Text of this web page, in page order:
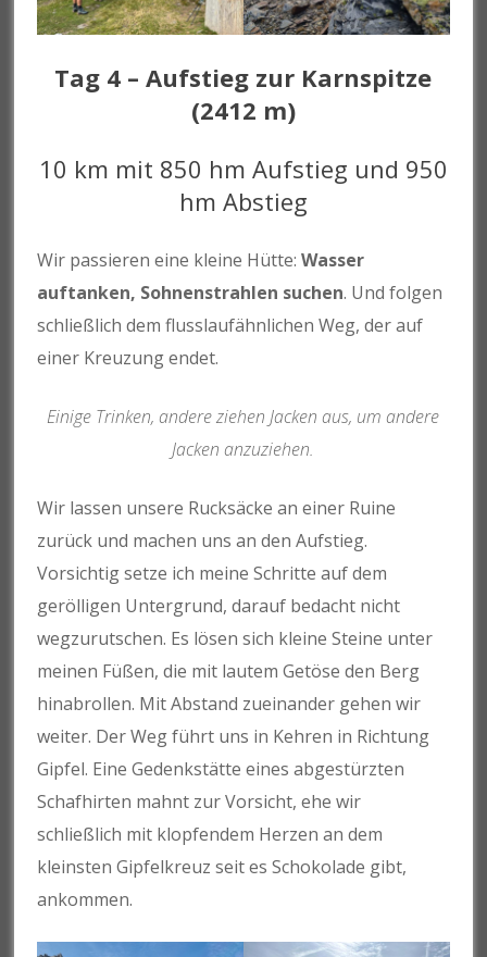
Tag 4 – Aufstieg zur Karnspitze
(2412 m)
10 km mit 850 hm Aufstieg und 950
hm Abstieg
Wir passieren eine kleine Hütte:Wasser
auftanken, Sohnenstrahlen suchen. Und folgen
schließlich dem flusslaufähnlichen Weg, der auf
einer Kreuzung endet.
Einige Trinken, andere ziehen Jacken aus, um andere
Jacken anzuziehen.
Wir lassen unsere Rucksäcke an einer Ruine
zurück und machen uns an den Aufstieg.
Vorsichtig setze ich meine Schritte auf dem
gerölligen Untergrund, darauf bedacht nicht
wegzurutschen. Es lösen sich kleine Steine unter
meinen Füßen, die mit lautem Getöse den Berg
hinabrollen. Mit Abstand zueinander gehen wir
weiter. Der Weg führt uns in Kehren in Richtung
Gipfel. Eine Gedenkstätte eines abgestürzten
Schafhirten mahnt zur Vorsicht, ehe wir
schließlich mit klopfendem Herzen an dem
kleinsten Gipfelkreuz seit es Schokolade gibt,
ankommen.